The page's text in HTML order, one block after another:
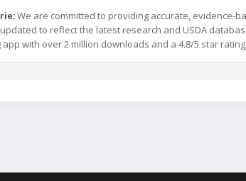
We are committed to providing accurate, evidence-
to reflect the latest research and USDA
with over 2 million downloads and a 4.8/5 star rating.